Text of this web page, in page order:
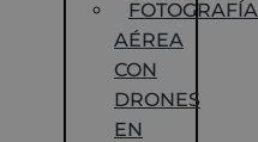
FOTOGRAFÍA
AÉREA
CON
DRONES
EN